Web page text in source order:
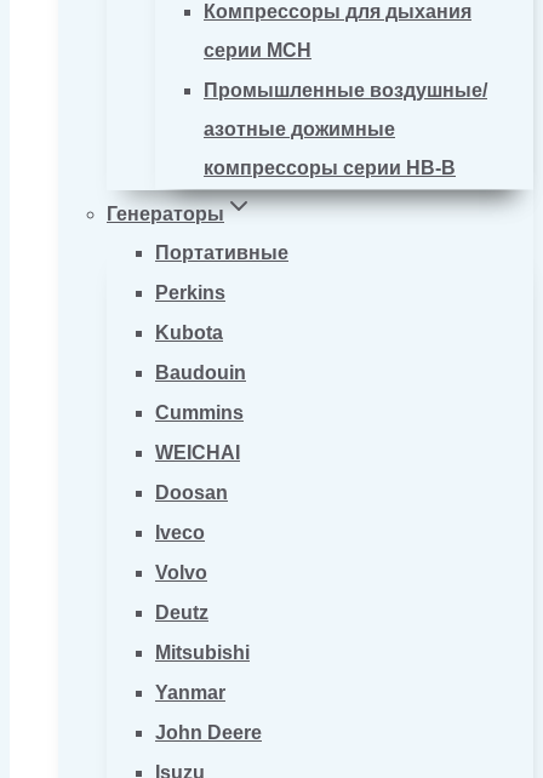
Компрессоры для дыхания
серии MCH
Промышленные воздушные/
азотные дожимные
компрессоры серии HB-B
Генераторы
Портативные
Perkins
Kubota
Baudouin
Cummins
WEICHAI
Doosan
Iveco
Volvo
Deutz
Mitsubishi
Yanmar
John Deere
Isuzu